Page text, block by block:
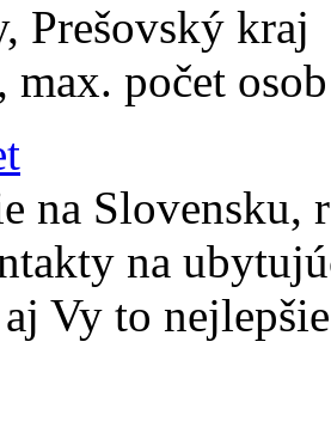
Prešovský kraj
max. počet
na Slovensku,
na
Vy to